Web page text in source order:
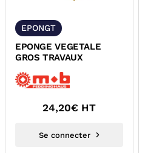
EPONGT
EPONGE VEGETALE
GROS TRAVAUX
24,20€ HT
Se connecter